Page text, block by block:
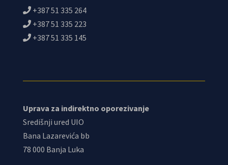
+387 51 335 264
+387 51 335 223
+387 51 335 145
Uprava za indirektno oporezivanje
Središnji ured UIO
Bana Lazarevića bb
78 000 Banja Luka